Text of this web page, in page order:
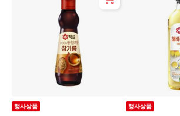
행사상품 행사상품